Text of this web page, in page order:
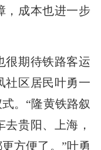
，成本也进一步
很期待铁路客运
社区居民叶勇一
。“隆黄铁路叙
贵阳、上海，
方便了。”叶勇